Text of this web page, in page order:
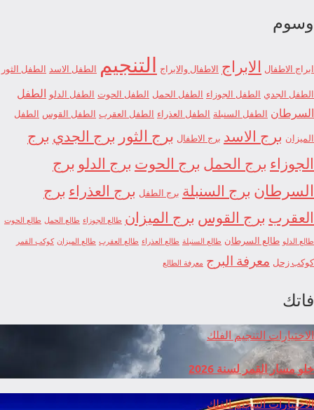
وسوم
ابراج الاطفال الابراج الاطفال والابراج التنجيم الطفل الاسد الطفل الثور
الطفل الجدي الطفل الجوزاء الطفل الحمل الطفل الحوت الطفل الدلو الطفل
السرطان الطفل السنبلة الطفل العذراء الطفل العقرب الطفل القوس الطفل
الميزان برج الاسد برج الاطفال برج الثور برج الجدي برج
الجوزاء برج الحمل برج الحوت برج الدلو برج
السرطان برج السنبلة برج الطفل برج العذراء برج
العقرب برج القوس برج الميزان طالع الجوزاء طالع الحمل طالع الحوت
طالع الدلو طالع السرطان طالع السنبلة طالع العذراء طالع العقرب طالع الميزان كوكب القمر
كوكب زحل معرفة البرج معرفة الطالع
فاتك
الاختيارات التنجيم الفلك
خلو مسار القمر لسنة 2026
الاختياراتالتنجيمالفلك